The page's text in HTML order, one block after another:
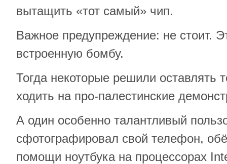
вытащить «тот самый» чип.
Важное предупреждение: не стоит.
встроенную бомбу.
Тогда некоторые решили оставлять
ходить на про-палестинские
А один особенно талантливый
сфотографировал свой телефон,
помощи ноутбука на процессорах